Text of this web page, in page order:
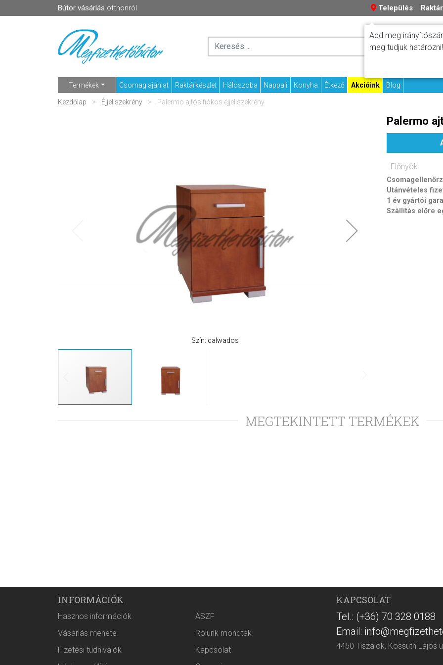
Bútor vásárlás otthonról Település
Fizetési
Termékek Csomag ajánlat Raktárkészlet Hálószoba Nappali Konyha Étkező Akcióink Blog
Kezdőlap Éjjeliszekrény Palermo ajtós fiókos éjjeliszekrény
Szín: calwados
Palermo
Előnyök:
Utánvételes
1 év gyártói
Szállítás előre
MEGTEKINTETT TERMÉKEK
INFORMÁCIÓK
Hasznos információk
ÁSZF
Vásárlás menete
Rólunk mondták
Fizetési tudnivalók
Kapcsolat
KAPCSOLAT
Tel.: (+36) 70 328 0188
Email:
4450 Tiszalök, Kossuth Lajos
Add meg
meg tudjuk határozni!